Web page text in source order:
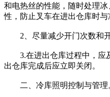
和电热丝的性能，随时处理
性，防止叉车在进出仓库时与
2、尽量减少开门次数和开
3.在进出仓库过程中，应
出仓库完成后应立即关闭。
二、冷库照明控制与管理